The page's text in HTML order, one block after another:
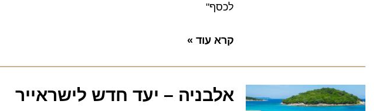
לכסף"
קרא עוד »
אלבניה – יעד חדש לישראייר